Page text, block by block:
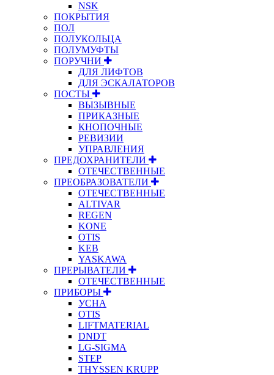
NSK
ПОКРЫТИЯ
ПОЛ
ПОЛУКОЛЬЦА
ПОЛУМУФТЫ
ПОРУЧНИ
ДЛЯ ЛИФТОВ
ДЛЯ ЭСКАЛАТОРОВ
ПОСТЫ
ВЫЗЫВНЫЕ
ПРИКАЗНЫЕ
КНОПОЧНЫЕ
РЕВИЗИИ
УПРАВЛЕНИЯ
ПРЕДОХРАНИТЕЛИ
ОТЕЧЕСТВЕННЫЕ
ПРЕОБРАЗОВАТЕЛИ
ОТЕЧЕСТВЕННЫЕ
ALTIVAR
REGEN
KONE
OTIS
KEB
YASKAWA
ПРЕРЫВАТЕЛИ
ОТЕЧЕСТВЕННЫЕ
ПРИБОРЫ
УСНА
OTIS
LIFTMATERIAL
DNDT
LG-SIGMA
STEP
THYSSEN KRUPP